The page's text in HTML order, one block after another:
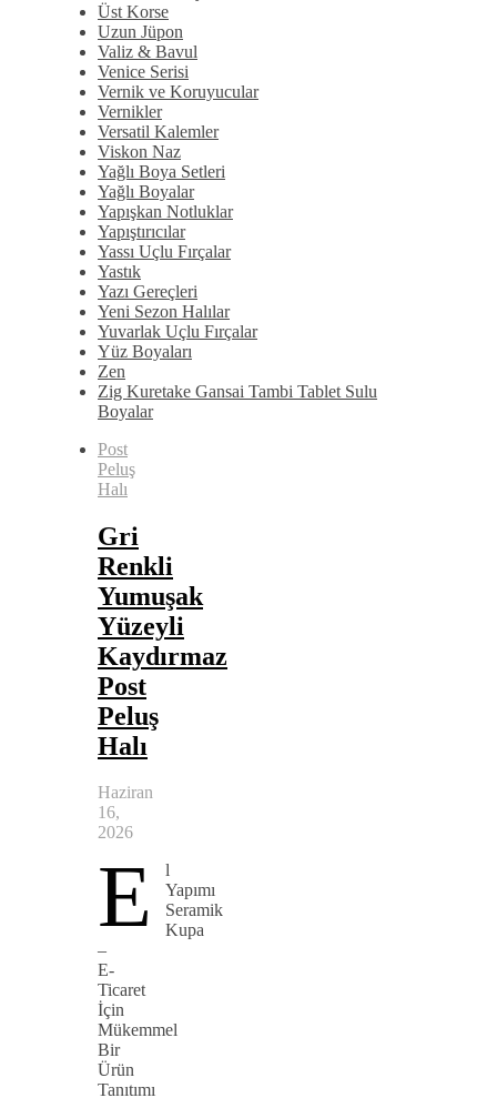
Üst Korse
Uzun Jüpon
Valiz & Bavul
Venice Serisi
Vernik ve Koruyucular
Vernikler
Versatil Kalemler
Viskon Naz
Yağlı Boya Setleri
Yağlı Boyalar
Yapışkan Notluklar
Yapıştırıcılar
Yassı Uçlu Fırçalar
Yastık
Yazı Gereçleri
Yeni Sezon Halılar
Yuvarlak Uçlu Fırçalar
Yüz Boyaları
Zen
​Zig Kuretake Gansai Tambi Tablet Sulu
Boyalar
Post
Peluş
Halı
Gri
Renkli
Yumuşak
Yüzeyli
Kaydırmaz
Post
Peluş
Halı
Haziran
16,
2026
E
l
Yapımı
Seramik
Kupa
–
E-
Ticaret
İçin
Mükemmel
Bir
Ürün
Tanıtımı